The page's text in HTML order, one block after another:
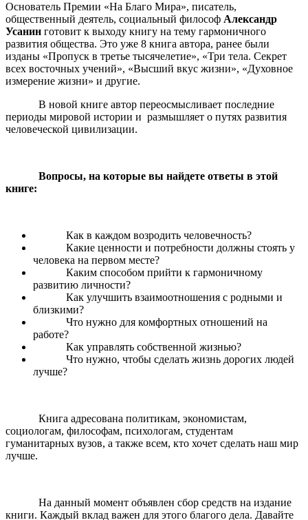
Основатель Премии «На Благо Мира», писатель,
общественный деятель, социальный философ Александр
Усанин готовит к выходу книгу на тему гармоничного
развития общества. Это уже 8 книга автора, ранее были
изданы «Пропуск в третье тысячелетие», «Три тела. Секрет
всех восточных учений», «Высший вкус жизни», «Духовное
измерение жизни» и другие.
В новой книге автор переосмысливает последние
периоды мировой истории и размышляет о путях развития
человеческой цивилизации.
Вопросы, на которые вы найдете ответы в этой
книге:
Как в каждом возродить человечность?
Какие ценности и потребности должны стоять у
человека на первом месте?
Каким способом прийти к гармоничному
развитию личности?
Как улучшить взаимоотношения с родными и
близкими?
Что нужно для комфортных отношений на
работе?
Как управлять собственной жизнью?
Что нужно, чтобы сделать жизнь дорогих людей
лучше?
Книга адресована политикам, экономистам,
социологам, философам, психологам, студентам
гуманитарных вузов, а также всем, кто хочет сделать наш мир
лучше.
На данный момент объявлен сбор средств на издание
книги. Каждый вклад важен для этого благого дела. Давайте